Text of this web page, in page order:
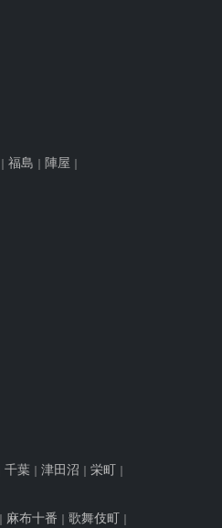
福島 陣屋
千葉 津田沼 栄町
麻布十番 歌舞伎町